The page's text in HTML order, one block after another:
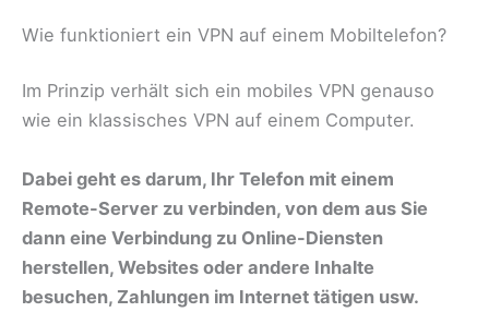
Wie funktioniert ein VPN auf einem Mobiltelefon?
Im Prinzip verhält sich ein mobiles VPN genauso
wie ein klassisches VPN auf einem Computer.
Dabei geht es darum, Ihr Telefon mit einem
Remote-Server zu verbinden, von dem aus Sie
dann eine Verbindung zu Online-Diensten
herstellen, Websites oder andere Inhalte
besuchen, Zahlungen im Internet tätigen usw.